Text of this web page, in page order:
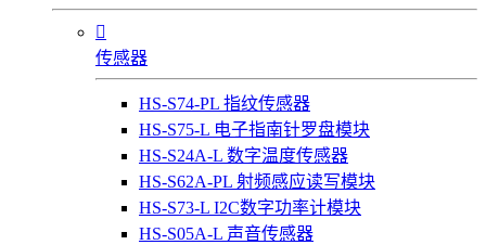

传感器
HS-S74-PL 指纹传感器
HS-S75-L 电子指南针罗盘模块
HS-S24A-L 数字温度传感器
HS-S62A-PL 射频感应读写模块
HS-S73-L I2C数字功率计模块
HS-S05A-L 声音传感器